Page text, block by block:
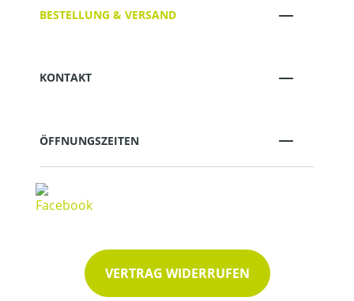
BESTELLUNG & VERSAND
KONTAKT
ÖFFNUNGSZEITEN
VERTRAG WIDERRUFEN